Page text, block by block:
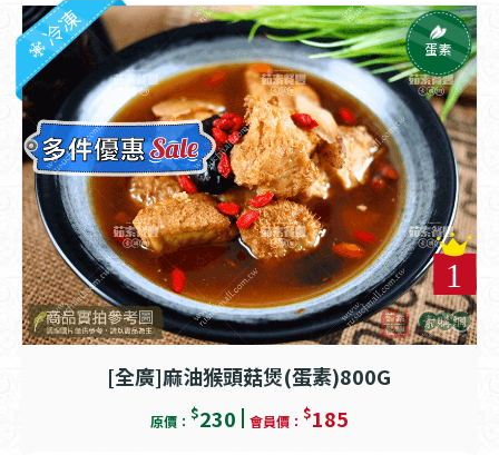
[全廣]麻油猴頭菇煲(蛋素)800G
原價： $230 會員價： $185
冷凍 蛋素